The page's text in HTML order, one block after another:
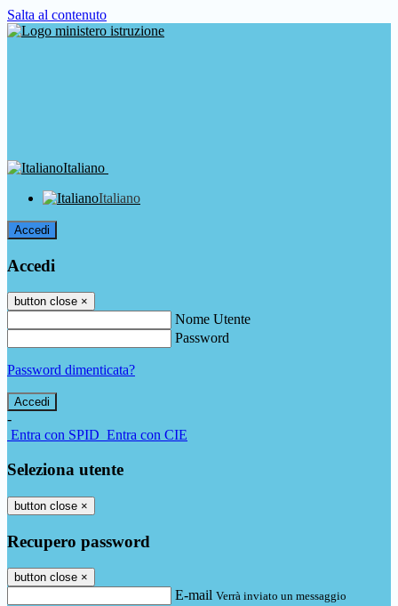
Salta al contenuto
Italiano
Italiano
Accedi
Accedi
button close ×
Nome Utente
Password
Password dimenticata?
-
Entra con SPID Entra con CIE
Seleziona utente
button close ×
Recupero password
button close ×
E-mail Verrà inviato un messaggio